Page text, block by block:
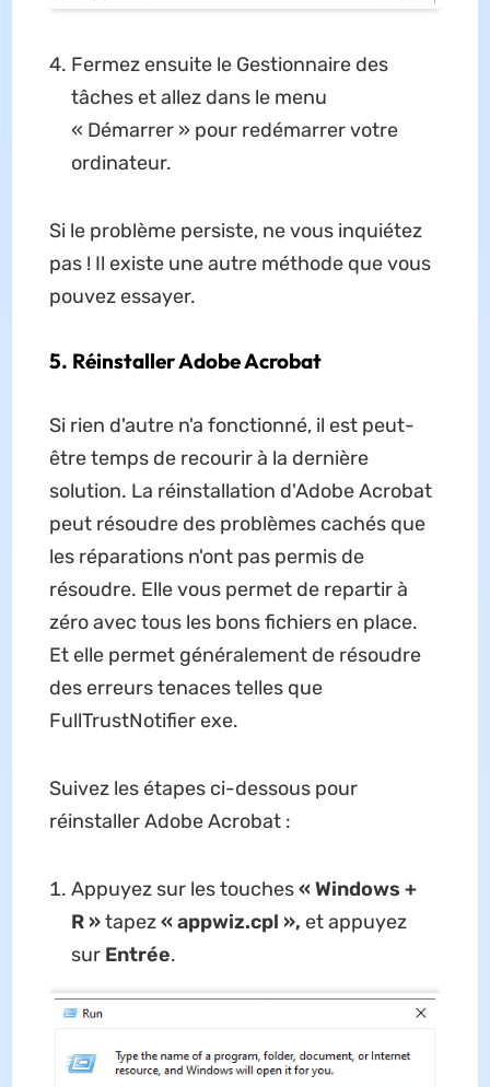
Fermez ensuite le Gestionnaire des
tâches et allez dans le menu
« Démarrer » pour redémarrer votre
ordinateur.
Si le problème persiste, ne vous inquiétez
pas ! Il existe une autre méthode que vous
pouvez essayer.
5. Réinstaller Adobe Acrobat
Si rien d'autre n'a fonctionné, il est peut-
être temps de recourir à la dernière
solution. La réinstallation d'Adobe Acrobat
peut résoudre des problèmes cachés que
les réparations n'ont pas permis de
résoudre. Elle vous permet de repartir à
zéro avec tous les bons fichiers en place.
Et elle permet généralement de résoudre
des erreurs tenaces telles que
FullTrustNotifier exe.
Suivez les étapes ci-dessous pour
réinstaller Adobe Acrobat :
Appuyez sur les touches« Windows +
R »tapez« appwiz.cpl », et appuyez
sur Entrée.